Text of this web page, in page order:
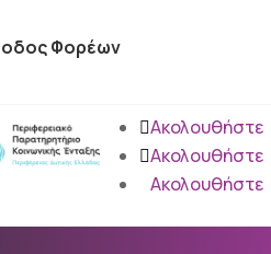
Φορέων
Ακολουθήστε
Ακολουθήστε
Ακολουθήστε